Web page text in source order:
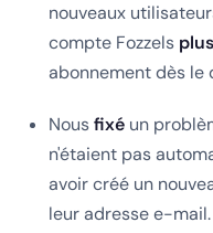
nouveaux
compte Fozzels
abonnement dès le
Nousfixé un
n'étaient pas
avoir créé un
leur adresse e-mail.